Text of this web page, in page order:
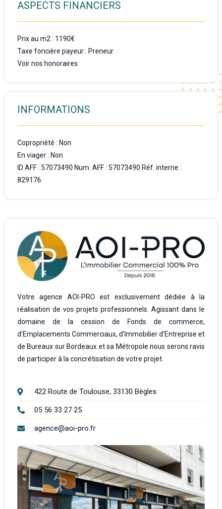
ASPECTS FINANCIERS
Prix au m2 : 1190€
Taxe foncière payeur : Preneur
Voir nos honoraires
INFORMATIONS
Copropriété : Non
En viager : Non
ID AFF : 57073490 Num. AFF : 57073490 Réf. interne :
829176
Votre agence AOI-PRO est exclusivement dédiée à la
réalisation de vos projets professionnels. Agissant dans le
domaine de la cession de Fonds de commerce,
d’Emplacements Commerciaux, d’Immobilier d’Entreprise et
de Bureaux sur Bordeaux et sa Métropole nous serons ravis
de participer à la concrétisation de votre projet.
422 Route de Toulouse, 33130 Bègles
05 56 33 27 25
agence@aoi-pro.fr